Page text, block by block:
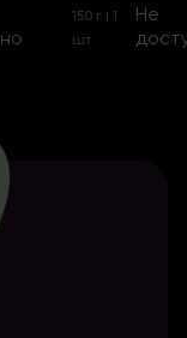
150 г | 1
шт
Не